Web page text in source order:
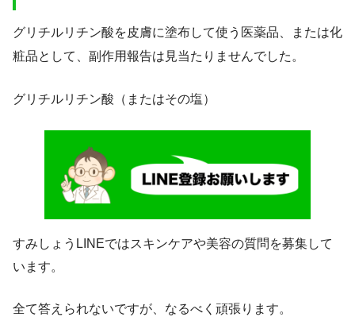
グリチルリチン酸を皮膚に塗布して使う医薬品、または化
粧品として、副作用報告は見当たりませんでした。
グリチルリチン酸（またはその塩）
すみしょうLINEではスキンケアや美容の質問を募集して
います。
全て答えられないですが、なるべく頑張ります。